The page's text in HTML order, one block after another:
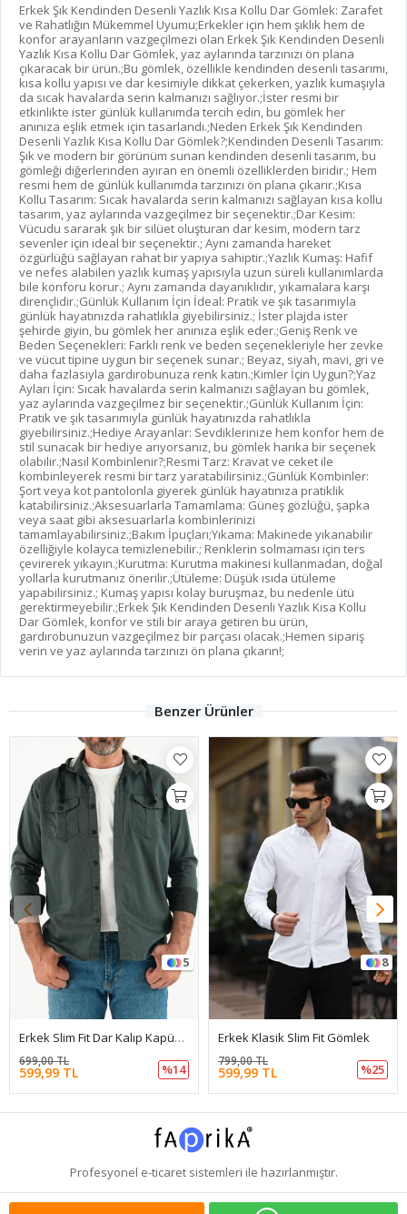
Erkek Şık Kendinden Desenli Yazlık Kısa Kollu Dar Gömlek: Zarafet
ve Rahatlığın Mükemmel Uyumu;Erkekler için hem şıklık hem de
konfor arayanların vazgeçilmezi olan Erkek Şık Kendinden Desenli
Yazlık Kısa Kollu Dar Gömlek, yaz aylarında tarzınızı ön plana
çıkaracak bir ürün.;Bu gömlek, özellikle kendinden desenli tasarımı,
kısa kollu yapısı ve dar kesimiyle dikkat çekerken, yazlık kumaşıyla
da sıcak havalarda serin kalmanızı sağlıyor.;İster resmi bir
etkinlikte ister günlük kullanımda tercih edin, bu gömlek her
anınıza eşlik etmek için tasarlandı.;Neden Erkek Şık Kendinden
Desenli Yazlık Kısa Kollu Dar Gömlek?;Kendinden Desenli Tasarım:
Şık ve modern bir görünüm sunan kendinden desenli tasarım, bu
gömleği diğerlerinden ayıran en önemli özelliklerden biridir.; Hem
resmi hem de günlük kullanımda tarzınızı ön plana çıkarır.;Kısa
Kollu Tasarım: Sıcak havalarda serin kalmanızı sağlayan kısa kollu
tasarım, yaz aylarında vazgeçilmez bir seçenektir.;Dar Kesim:
Vücudu sararak şık bir silüet oluşturan dar kesim, modern tarz
sevenler için ideal bir seçenektir.; Aynı zamanda hareket
özgürlüğü sağlayan rahat bir yapıya sahiptir.;Yazlık Kumaş: Hafif
ve nefes alabilen yazlık kumaş yapısıyla uzun süreli kullanımlarda
bile konforu korur.; Aynı zamanda dayanıklıdır, yıkamalara karşı
dirençlidir.;Günlük Kullanım İçin İdeal: Pratik ve şık tasarımıyla
günlük hayatınızda rahatlıkla giyebilirsiniz.; İster plajda ister
şehirde giyin, bu gömlek her anınıza eşlik eder.;Geniş Renk ve
Beden Seçenekleri: Farklı renk ve beden seçenekleriyle her zevke
ve vücut tipine uygun bir seçenek sunar.; Beyaz, siyah, mavi, gri ve
daha fazlasıyla gardırobunuza renk katın.;Kimler İçin Uygun?;Yaz
Ayları İçin: Sıcak havalarda serin kalmanızı sağlayan bu gömlek,
yaz aylarında vazgeçilmez bir seçenektir.;Günlük Kullanım İçin:
Pratik ve şık tasarımıyla günlük hayatınızda rahatlıkla
giyebilirsiniz.;Hediye Arayanlar: Sevdiklerinize hem konfor hem de
stil sunacak bir hediye arıyorsanız, bu gömlek harika bir seçenek
olabilir.;Nasıl Kombinlenir?;Resmi Tarz: Kravat ve ceket ile
kombinleyerek resmi bir tarz yaratabilirsiniz.;Günlük Kombinler:
Şort veya kot pantolonla giyerek günlük hayatınıza pratiklik
katabilirsiniz.;Aksesuarlarla Tamamlama: Güneş gözlüğü, şapka
veya saat gibi aksesuarlarla kombinlerinizi
tamamlayabilirsiniz.;Bakım İpuçları;Yıkama: Makinede yıkanabilir
özelliğiyle kolayca temizlenebilir.; Renklerin solmaması için ters
çevirerek yıkayın.;Kurutma: Kurutma makinesi kullanmadan, doğal
yollarla kurutmanız önerilir.;Ütüleme: Düşük ısıda ütüleme
yapabilirsiniz.; Kumaş yapısı kolay buruşmaz, bu nedenle ütü
gerektirmeyebilir.;Erkek Şık Kendinden Desenli Yazlık Kısa Kollu
Dar Gömlek, konfor ve stili bir araya getiren bu ürün,
gardırobunuzun vazgeçilmez bir parçası olacak.;Hemen sipariş
verin ve yaz aylarında tarzınızı ön plana çıkarın!;
Benzer Ürünler
5
Erkek Slim Fit Dar Kalıp Kapüşonlu Kot Gömlek
599,99 TL
699,00 TL
%14
8
Erkek Klasik Slim Fit Gömlek
599,99 TL
799,00 TL
%25
Profesyonel e-ticaretsistemleri ile hazırlanmıştır.